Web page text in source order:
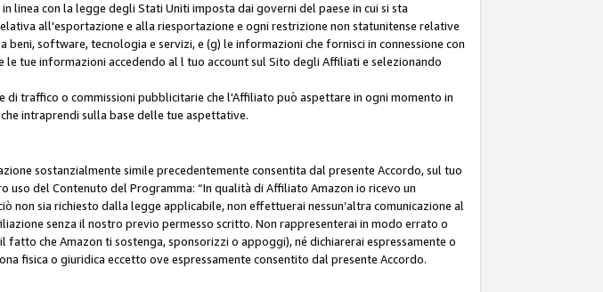
linea con la legge degli Stati Uniti imposta dai governi del paese in cui si sta
all'esportazione e alla riesportazione e ogni restrizione non statunitense relative
software, tecnologia e servizi, e (g) le informazioni che fornisci in connessione con
tue informazioni accedendo al l tuo account sul Sito degli Affiliati e selezionando
di traffico o commissioni pubblicitarie che l'Affiliato può aspettare in ogni momento in
intraprendi sulla base delle tue aspettative.
sostanzialmente simile precedentemente consentita dal presente Accordo, sul tuo
del Contenuto del Programma: “In qualità di Affiliato Amazon io ricevo un
non sia richiesto dalla legge applicabile, non effettuerai nessun’altra comunicazione al
senza il nostro previo permesso scritto. Non rappresenterai in modo errato o
che Amazon ti sostenga, sponsorizzi o appoggi), né dichiarerai espressamente o
fisica o giuridica eccetto ove espressamente consentito dal presente Accordo.